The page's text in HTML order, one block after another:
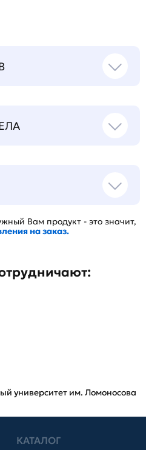
Вам продукт - это значит,
на заказ.
университет им. Ломоносова
КАТАЛОГ